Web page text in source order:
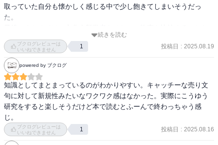
取っていた自分も懐かしく感じる中で少し飽きてしまいそうだっ
た。
かできなくなっているが、多様な視点を持って共通点を繋ぎ合わせ
る視点を持つことも重要だと書かれていた。これは日常生活でもひ
とつの物事だけでなく広い視野を持って考えるべきだというメッセ
ージのようにも感じた。
続きを読む
ブクログレビューは
いいねできません
1 投稿日 : 2025.08.19
powered by ブクログ
知識としてまとまっているのがわかりやすい。キャッチーな売り文
句に対して新規性みたいなワクワク感はなかった。実際にこうゆう
研究をすると楽しそうだけど本で読むとふーんで終わっちゃう感
じ。
ブクログレビューは
いいねできません
1 投稿日 : 2025.08.16